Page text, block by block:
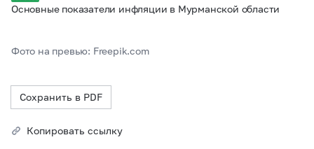
Основные показатели инфляции в Мурманской области
Фото на превью: Freepik.com
Сохранить в PDF
Копировать ссылку